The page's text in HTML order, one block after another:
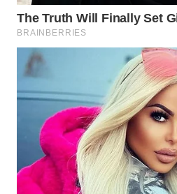
SUBANG
WN
SUKABUMI
WN
PURWAKARTA
WN
PRIANGAN
TIMUR